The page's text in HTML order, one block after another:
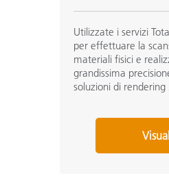
Utilizzate i servizi
per effettuare la
materiali fisici e
grandissima
soluzioni di rendering